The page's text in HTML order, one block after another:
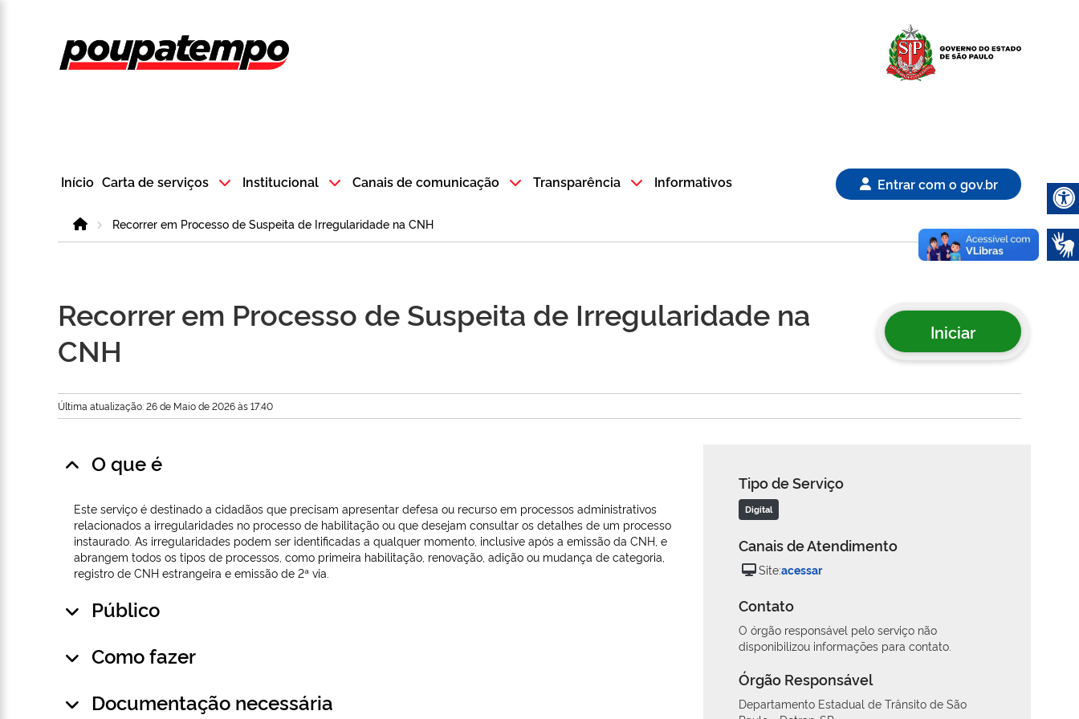
Logo do Poupatempo SP GOV BR direciona para a página inicial
Início Carta de serviços Institucional Canais de comunicação Transparência Informativos Entrar com o gov.br
HomeRecorrer em Processo de Suspeita de Irregularidade na CNH
Recorrer em Processo de Suspeita de Irregularidade na
CNH
Iniciar
Última atualização: 26 de Maio de 2026 às 17:40
O que é
Este serviço é destinado a cidadãos que precisam apresentar defesa ou recurso em processos administrativos
relacionados a irregularidades no processo de habilitação ou que desejam consultar os detalhes de um processo
instaurado. As irregularidades podem ser identificadas a qualquer momento, inclusive após a emissão da CNH, e
abrangem todos os tipos de processos, como primeira habilitação, renovação, adição ou mudança de categoria,
registro de CNH estrangeira e emissão de 2ª via.
Público
Como fazer
Documentação necessária
Tipo de Serviço
Digital
Canais de Atendimento
Site:acessar
Contato
O órgão responsável pelo serviço não
disponibilizou informações para contato.
Órgão Responsável
Departamento Estadual de Trânsito de São